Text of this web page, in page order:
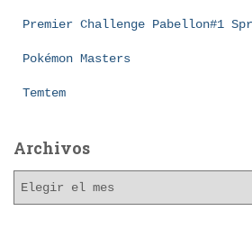
Premier Challenge Pabellon#1
Pokémon Masters
Temtem
Archivos